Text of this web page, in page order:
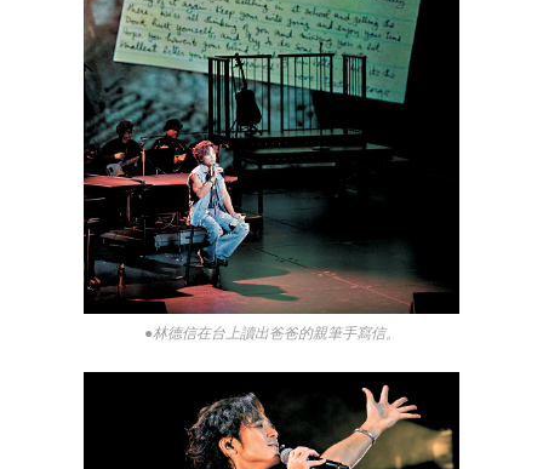
●林德信在台上讀出爸爸的親筆手寫信。